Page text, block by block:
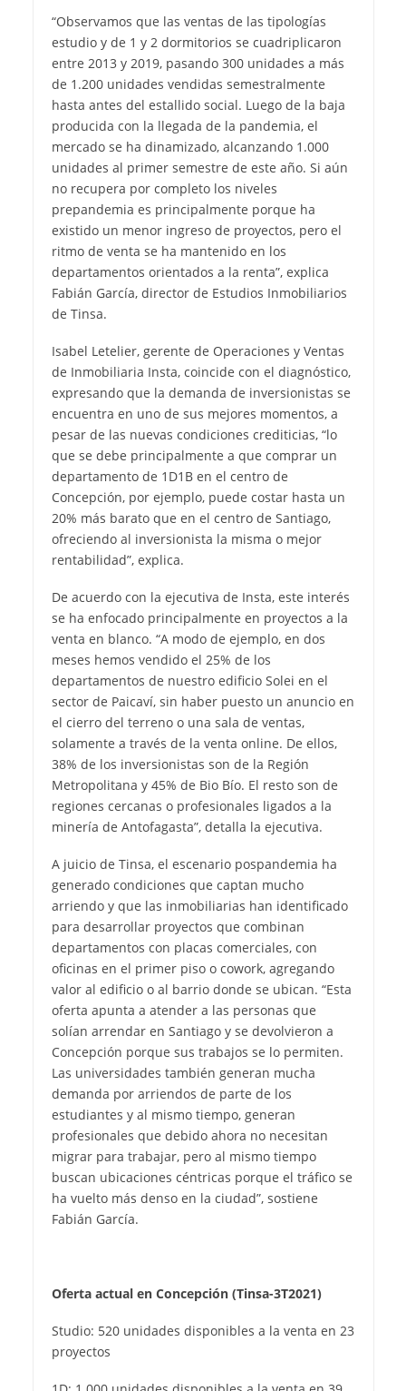
“Observamos que las ventas de las tipologías
estudio y de 1 y 2 dormitorios se cuadriplicaron
entre 2013 y 2019, pasando 300 unidades a más
de 1.200 unidades vendidas semestralmente
hasta antes del estallido social. Luego de la baja
producida con la llegada de la pandemia, el
mercado se ha dinamizado, alcanzando 1.000
unidades al primer semestre de este año. Si aún
no recupera por completo los niveles
prepandemia es principalmente porque ha
existido un menor ingreso de proyectos, pero el
ritmo de venta se ha mantenido en los
departamentos orientados a la renta”, explica
Fabián García, director de Estudios Inmobiliarios
de Tinsa.
Isabel Letelier, gerente de Operaciones y Ventas
de Inmobiliaria Insta, coincide con el diagnóstico,
expresando que la demanda de inversionistas se
encuentra en uno de sus mejores momentos, a
pesar de las nuevas condiciones crediticias, “lo
que se debe principalmente a que comprar un
departamento de 1D1B en el centro de
Concepción, por ejemplo, puede costar hasta un
20% más barato que en el centro de Santiago,
ofreciendo al inversionista la misma o mejor
rentabilidad”, explica.
De acuerdo con la ejecutiva de Insta, este interés
se ha enfocado principalmente en proyectos a la
venta en blanco. “A modo de ejemplo, en dos
meses hemos vendido el 25% de los
departamentos de nuestro edificio Solei en el
sector de Paicaví, sin haber puesto un anuncio en
el cierro del terreno o una sala de ventas,
solamente a través de la venta online. De ellos,
38% de los inversionistas son de la Región
Metropolitana y 45% de Bio Bío. El resto son de
regiones cercanas o profesionales ligados a la
minería de Antofagasta”, detalla la ejecutiva.
A juicio de Tinsa, el escenario pospandemia ha
generado condiciones que captan mucho
arriendo y que las inmobiliarias han identificado
para desarrollar proyectos que combinan
departamentos con placas comerciales, con
oficinas en el primer piso o cowork, agregando
valor al edificio o al barrio donde se ubican. “Esta
oferta apunta a atender a las personas que
solían arrendar en Santiago y se devolvieron a
Concepción porque sus trabajos se lo permiten.
Las universidades también generan mucha
demanda por arriendos de parte de los
estudiantes y al mismo tiempo, generan
profesionales que debido ahora no necesitan
migrar para trabajar, pero al mismo tiempo
buscan ubicaciones céntricas porque el tráfico se
ha vuelto más denso en la ciudad”, sostiene
Fabián García.
Oferta actual en Concepción (Tinsa-3T2021)
Studio: 520 unidades disponibles a la venta en 23
proyectos